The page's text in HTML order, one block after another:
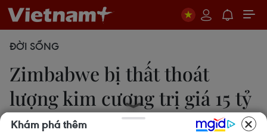
ĐỜI SỐNG
Zimbabwe bị thất thoát
lượng kim cương trị giá 15 tỷ
USD
Khám phá thêm